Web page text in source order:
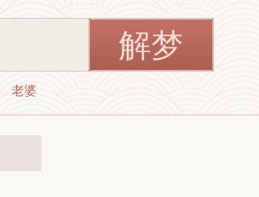
老婆